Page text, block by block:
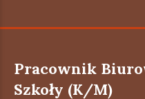
Pracownik
Szkoły (K/M)